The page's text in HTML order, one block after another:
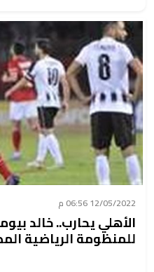
12/05/2022 06:56 م
الأهلي يحارب.. خالد
للمنظومة الرياضية